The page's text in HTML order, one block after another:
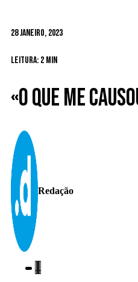
28 Janeiro, 2023
Leitura: 2 min
«O que me
Redação